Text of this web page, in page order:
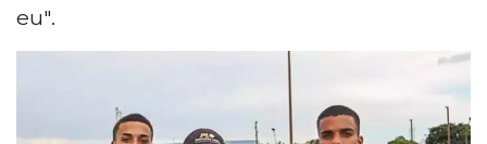
eu".